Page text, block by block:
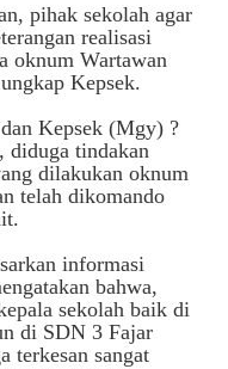
pihak sekolah agar
realisasi
oknum Wartawan
Kepsek.
Kepsek (Mgy) ?
diduga tindakan
dilakukan oknum
telah dikomando
informasi
bahwa,
sekolah baik di
di SDN 3 Fajar
terkesan sangat